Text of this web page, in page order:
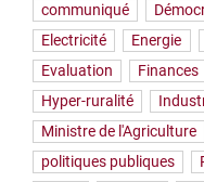
communiqué
Electricité
Energie
Evaluation
Finances
Hyper-ruralité
Ministre de l'Agriculture
politiques publiques